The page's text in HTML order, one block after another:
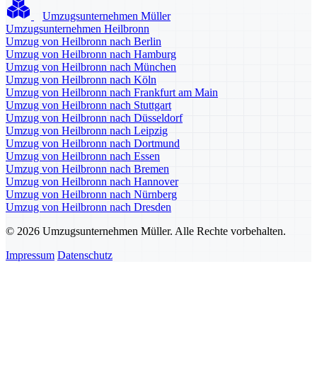
Umzugsunternehmen Müller
Umzugsunternehmen Heilbronn
Umzug von Heilbronn nach Berlin
Umzug von Heilbronn nach Hamburg
Umzug von Heilbronn nach München
Umzug von Heilbronn nach Köln
Umzug von Heilbronn nach Frankfurt am Main
Umzug von Heilbronn nach Stuttgart
Umzug von Heilbronn nach Düsseldorf
Umzug von Heilbronn nach Leipzig
Umzug von Heilbronn nach Dortmund
Umzug von Heilbronn nach Essen
Umzug von Heilbronn nach Bremen
Umzug von Heilbronn nach Hannover
Umzug von Heilbronn nach Nürnberg
Umzug von Heilbronn nach Dresden
© 2026 Umzugsunternehmen Müller. Alle Rechte vorbehalten.
Impressum Datenschutz